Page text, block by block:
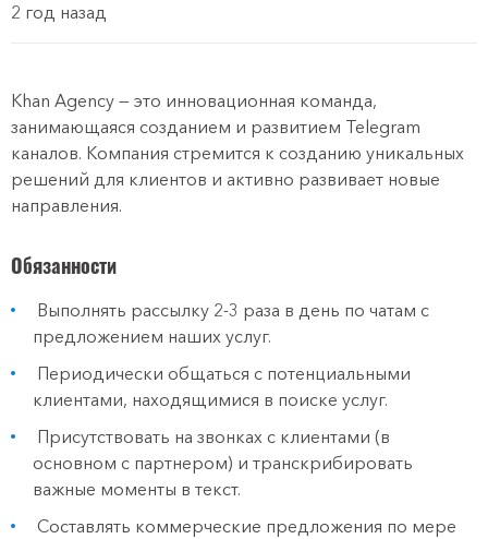
2 год назад
Khan Agency — это инновационная команда,
занимающаяся созданием и развитием Telegram
каналов. Компания стремится к созданию уникальных
решений для клиентов и активно развивает новые
направления.
Обязанности
Выполнять рассылку 2-3 раза в день по чатам с
предложением наших услуг.
Периодически общаться с потенциальными
клиентами, находящимися в поиске услуг.
Присутствовать на звонках с клиентами (в
основном с партнером) и транскрибировать
важные моменты в текст.
Составлять коммерческие предложения по мере